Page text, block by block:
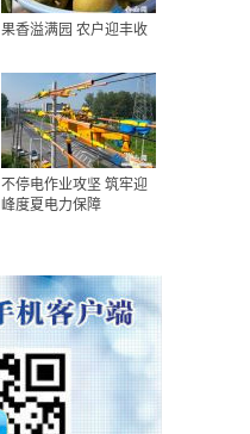
果香溢满园 农户迎丰收
不停电作业攻坚 筑牢迎
峰度夏电力保障